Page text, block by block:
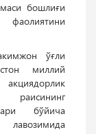
бошлиғи
ўғли
миллий
раисининг
бўйича